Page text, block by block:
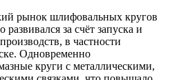
рынок шлифовальных кругов
за счёт запуска и
в частности
Одновременно
круги с металлическими,